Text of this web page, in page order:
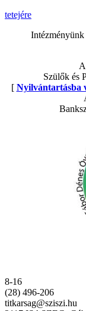
tetejére
Intézményünk
Szülők és
[ Nyilvántartásba
8-16
(28) 496-206
titkarsag@sziszi.hu